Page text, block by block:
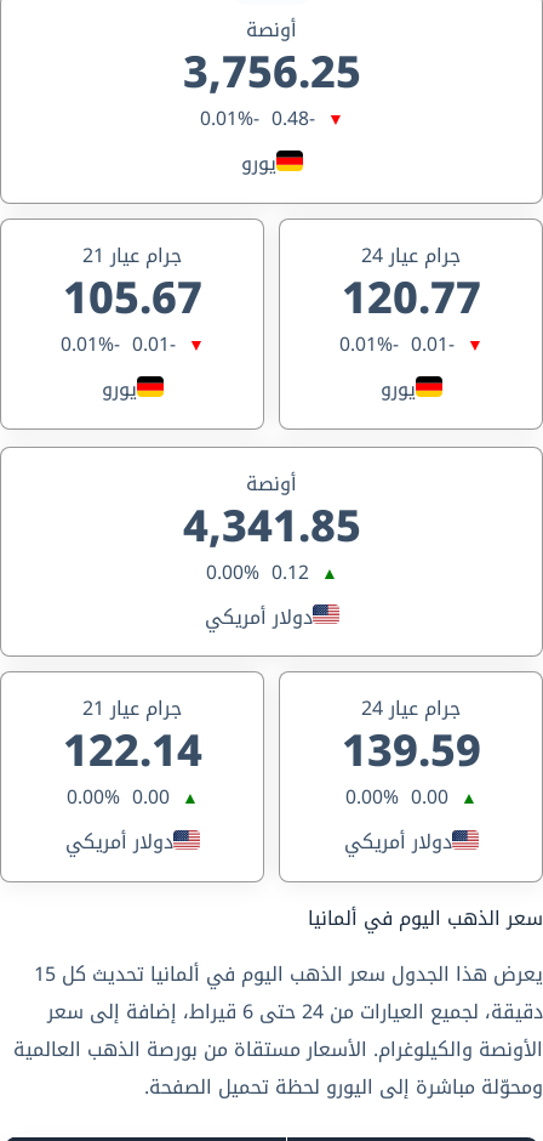
أونصة
3,756.25
▼
-0.48
-0.01%
يورو
جرام عيار 24
120.77
▼
-0.01
-0.01%
يورو
جرام عيار 21
105.67
▼
-0.01
-0.01%
يورو
أونصة
4,341.85
▲
0.12
0.00%
دولار أمريكي
جرام عيار 24
139.59
▲
0.00
0.00%
دولار أمريكي
جرام عيار 21
122.14
▲
0.00
0.00%
دولار أمريكي
سعر الذهب اليوم في ألمانيا
يعرض هذا الجدول سعر الذهب اليوم في ألمانيا تحديث كل 15
دقيقة، لجميع العيارات من 24 حتى 6 قيراط، إضافة إلى سعر
الأونصة والكيلوغرام. الأسعار مستقاة من بورصة الذهب العالمية
ومحوّلة مباشرة إلى اليورو لحظة تحميل الصفحة.